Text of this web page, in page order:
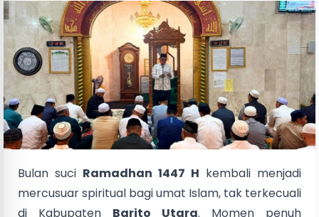
Bulan suci Ramadhan 1447 H kembali menjadi
mercusuar spiritual bagi umat Islam, tak terkecuali
di Kabupaten Barito Utara. Momen penuh